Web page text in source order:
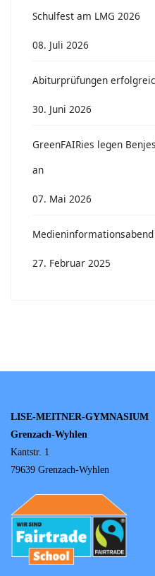
Schulfest am LMG 2026
08. Juli 2026
Abiturprüfungen
30. Juni 2026
GreenFAIRies legen
an
07. Mai 2026
27. Februar 2025
LISE-MEITNER-GYMNASIUM
Grenzach-Wyhlen
Kantstr. 1
79639 Grenzach-Wyhlen